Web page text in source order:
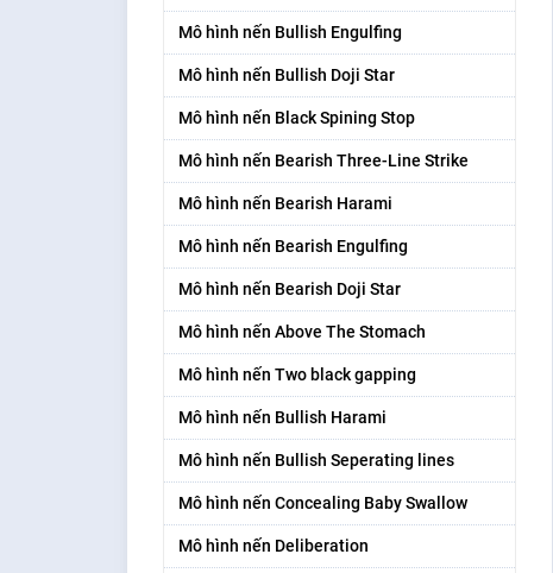
Mô hình nến Bullish Engulfing
Mô hình nến Bullish Doji Star
Mô hình nến Black Spining Stop
Mô hình nến Bearish Three-Line Strike
Mô hình nến Bearish Harami
Mô hình nến Bearish Engulfing
Mô hình nến Bearish Doji Star
Mô hình nến Above The Stomach
Mô hình nến Two black gapping
Mô hình nến Bullish Harami
Mô hình nến Bullish Seperating lines
Mô hình nến Concealing Baby Swallow
Mô hình nến Deliberation